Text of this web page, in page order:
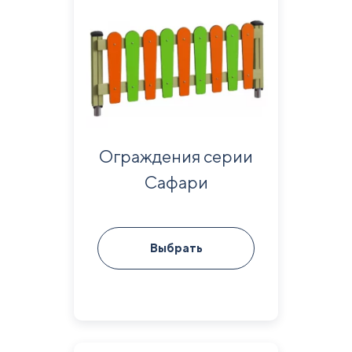
Ограждения серии
Сафари
Выбрать